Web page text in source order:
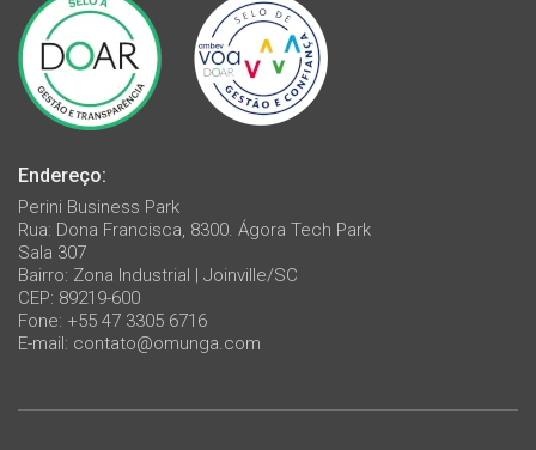
Endereço:
Perini Business Park
Rua: Dona Francisca, 8300. Ágora Tech Park
Sala 307
Bairro: Zona Industrial | Joinville/SC
CEP: 89219-600
Fone: +55 47 3305 6716
E-mail: contato@omunga.com